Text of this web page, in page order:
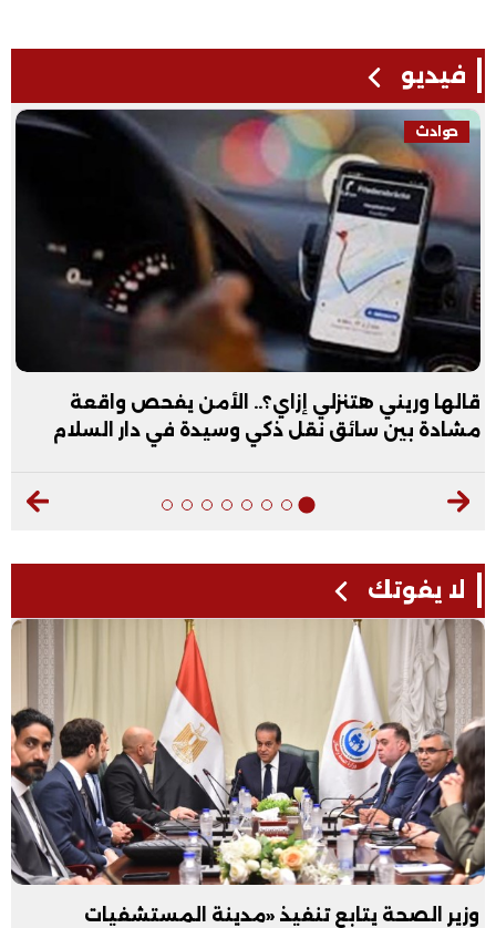
فيديو
حوادث
قالها وريني هتنزلي إزاي؟.. الأمن يفحص واقعة
مشادة بين سائق نقل ذكي وسيدة في دار السلام
لا يفوتك
وزير الصحة يتابع تنفيذ «مدينة المستشفيات